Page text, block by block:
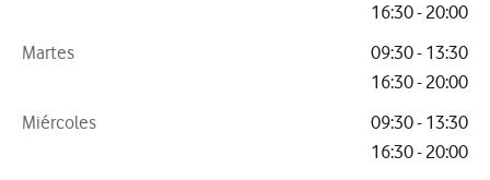
16:30 - 20:00
Martes
09:30 - 13:30
16:30 - 20:00
Miércoles
09:30 - 13:30
16:30 - 20:00